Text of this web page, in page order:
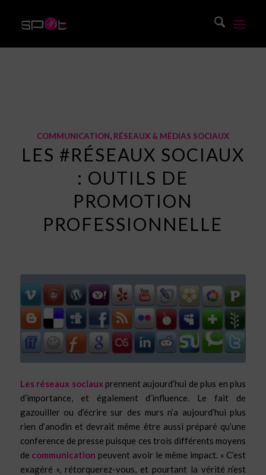
COMMUNICATION, RÉSEAUX & MÉDIAS SOCIAUX
LES #RÉSEAUX SOCIAUX
: OUTILS DE
PROMOTION
PROFESSIONNELLE
Les réseaux sociauxprennent aujourd’hui de plus en plus
d’importance, et également d’influence. Le fait de
gazouiller ou d’écrire sur des murs n’a aujourd’hui plus
rien d’anodin et devrait même être aussi préparé qu’une
conference de presse puisque ces trois différents moyens
de communication peuvent avoir le même impact. « C’est
exagéré », rétorquerez-vous, et pourtant la vérité n’est